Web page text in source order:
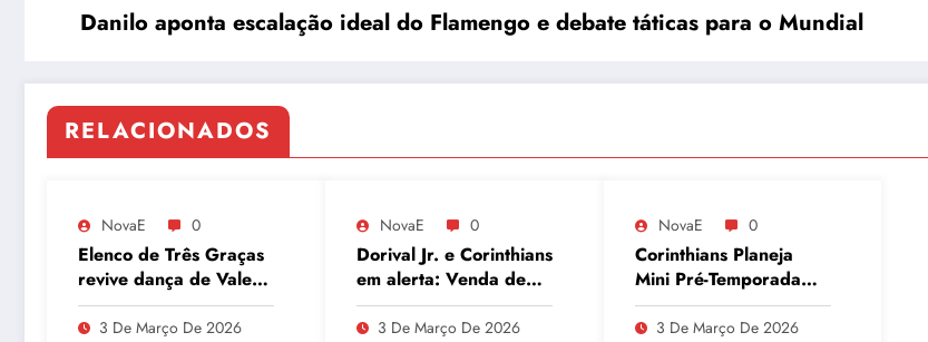
Danilo aponta escalação ideal do Flamengo e debate táticas para o Mundial
RELACIONADOS
NovaE 0
Elenco de Três Graças
revive dança de Vale
Tudo e agita as redes
3 De Março De 2026
NovaE 0
Dorival Jr. e Corinthians
em alerta: Venda de
André ao Milan
movimenta o Parque
3 De Março De 2026
NovaE 0
Corinthians Planeja
Mini Pré-Temporada
para Maio e Busca
Recuperar Elenco e
3 De Março De 2026